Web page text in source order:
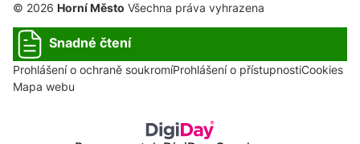
© 2026 Horní Město Všechna práva vyhrazena
Snadné čtení
Prohlášení o ochraně soukromíProhlášení o přístupnostiCookies
Mapa webu